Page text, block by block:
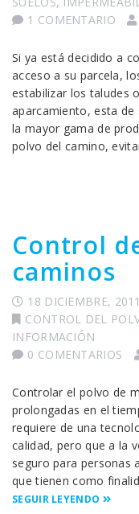
1 COMENTARIO
Si ya está decidido a
acceso a su parcela,
estabilizar los taludes
aparcamiento, esta de
la mayor gama de
polvo del camino,
Control
caminos
18 DICIEMBRE, 2011
CONTROL DEL
INFORMACIÓN
0 COMENTARIOS
Controlar el polvo de
prolongadas en el
requiere de una
calidad, pero que a la
seguro para personas
que tienen como
SEGUIR LEYENDO